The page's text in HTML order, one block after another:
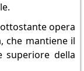
opera
che mantiene il
della